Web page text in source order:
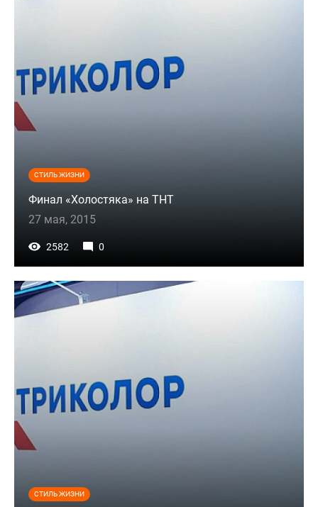
СТИЛЬ ЖИЗНИ
Финал «Холостяка» на ТНТ
27 мая, 2015
2582 0
СТИЛЬ ЖИЗНИ